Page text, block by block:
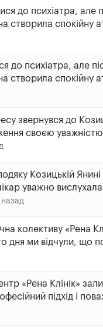
до психіатра, але
створила спокійну
до психіатра, але
створила спокійну
звернувся до
своєю
Козицькій Янині
уважно
колективу «Рена
дня ми відчули, що
«Рена Клінік»
підхід і